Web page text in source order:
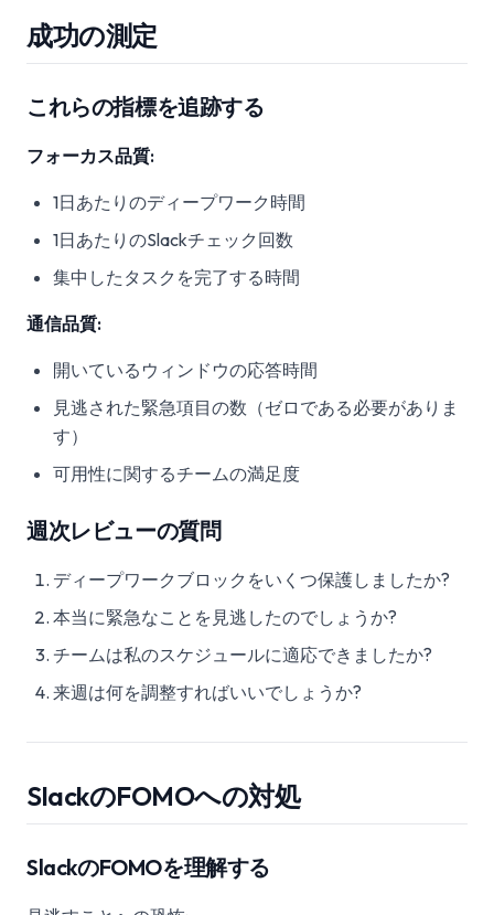
成功の測定
これらの指標を追跡する
フォーカス品質:
1日あたりのディープワーク時間
1日あたりのSlackチェック回数
集中したタスクを完了する時間
通信品質:
開いているウィンドウの応答時間
見逃された緊急項目の数（ゼロである必要がありま
す）
可用性に関するチームの満足度
週次レビューの質問
ディープワークブロックをいくつ保護しましたか?
本当に緊急なことを見逃したのでしょうか?
チームは私のスケジュールに適応できましたか?
来週は何を調整すればいいでしょうか?
SlackのFOMOへの対処
SlackのFOMOを理解する